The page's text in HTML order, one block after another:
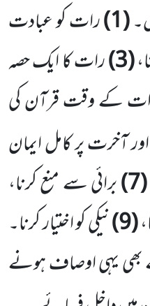
(
1
)رات کو عبادت
(
3
)رات کا ایک حصہ
کے وقت قرآن کی
آخرت پر کامل ایمان
(
7
)برائی سے منع کرنا،
(
9
)نیکی کو اختیار کرنا۔
یہی اوصاف ہونے